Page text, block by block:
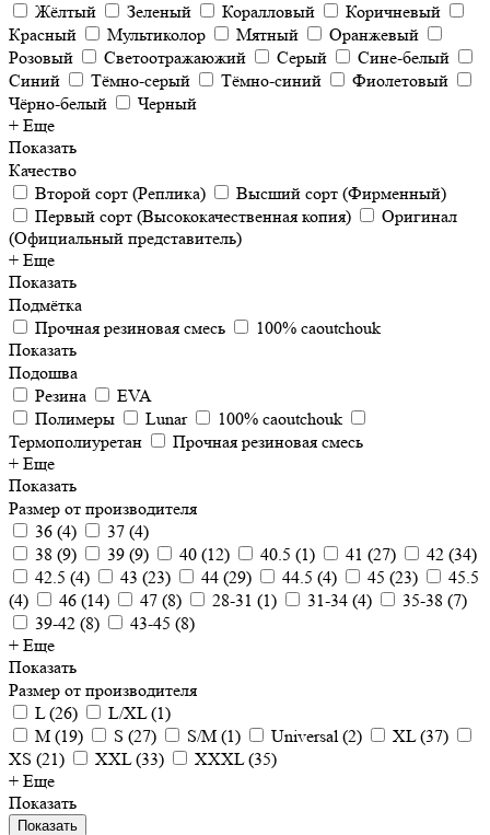
Жёлтый Зеленый Коралловый
Коричневый
Красный
Мультиколор Мятный
Оранжевый
Розовый
Светоотражаюжий Серый
Сине-белый
Синий
Тёмно-серый Тёмно-синий
Фиолетовый
Чёрно-белый
Черный
+ Еще
Показать
Качество
Второй сорт (Реплика)
Высший сорт (Фирменный)
Первый сорт (Высококачественная копия)
Оригинал
(Официальный представитель)
+ Еще
Показать
Подмётка
Прочная резиновая смесь
100% caoutchouk
Показать
Подошва
Резина
EVA
Полимеры
Lunar
100% caoutchouk
Термополиуретан
Прочная резиновая смесь
+ Еще
Показать
Размер от производителя
36 (4) 37 (4)
38 (9) 39 (9) 40 (12) 40.5 (1) 41 (27) 42 (34)
42.5 (4) 43 (23) 44 (29) 44.5 (4) 45 (23)
45.5
(4) 46 (14) 47 (8) 28-31 (1) 31-34 (4) 35-38 (7)
39-42 (8) 43-45 (8)
+ Еще
Показать
Размер от производителя
L(26) L/XL(1)
M (19) S (27) S/M (1) Universal(2) XL(37)
XS (21) XXL(33) XXXL(35)
+ Еще
Показать
Показать